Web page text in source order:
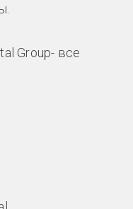
Group- все